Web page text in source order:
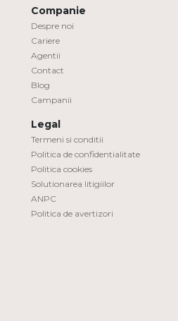
Companie
Despre noi
Cariere
Agentii
Contact
Blog
Campanii
Legal
Termeni si conditii
Politica de confidentialitate
Politica cookies
Solutionarea litigiilor
ANPC
Politica de avertizori